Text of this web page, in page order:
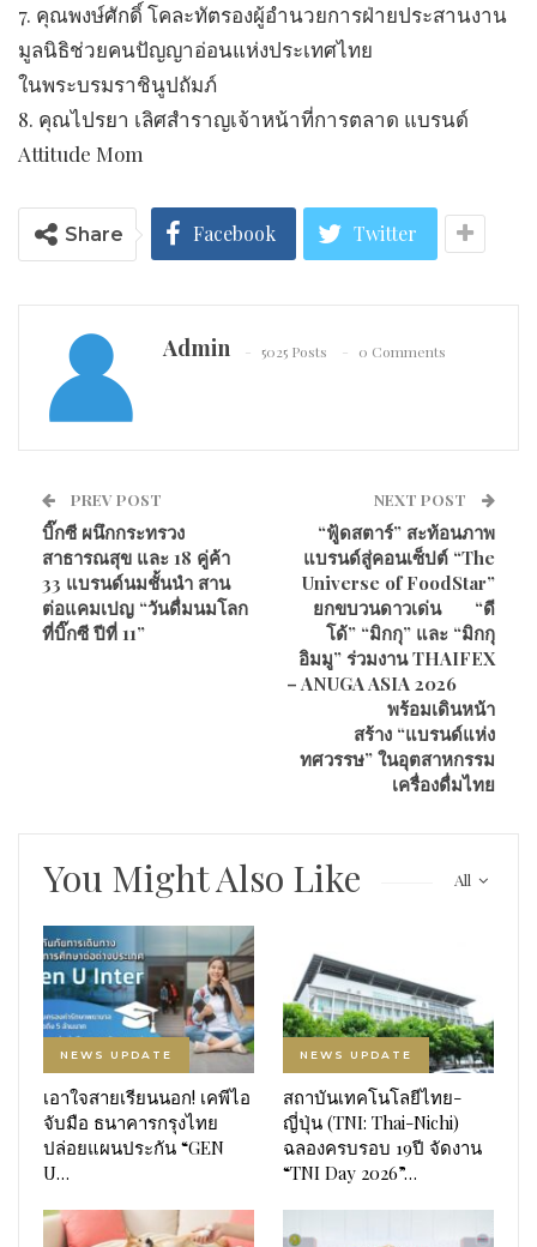
7. คุณพงษ์ศักดิ์ โคละทัต​​​รองผู้อำนวยการฝ่ายประสานงาน
มูลนิธิช่วยคนปัญญาอ่อนแห่งประเทศไทย
ในพระบรมราชินูปถัมภ์
8. คุณไปรยา เลิศสำราญ​​​เจ้าหน้าที่การตลาด แบรนด์
Attitude Mom
Share Facebook Twitter
Admin 5025 Posts 0 Comments
PREV POST
บิ๊กซี ผนึกกระทรวง
สาธารณสุข และ 18 คู่ค้า
33 แบรนด์นมชั้นนำ สาน
ต่อแคมเปญ “วันดื่มนมโลก
ที่บิ๊กซี ปีที่ 11”
NEXT POST
“ฟู้ดสตาร์” สะท้อนภาพ
แบรนด์สู่คอนเซ็ปต์ “The
Universe of FoodStar”
ยกขบวนดาวเด่น “ดี
โด้” “มิกกุ” และ “มิกกุ
อิมมู” ร่วมงาน THAIFEX
– ANUGA ASIA 2026
พร้อมเดินหน้า
สร้าง “แบรนด์แห่ง
ทศวรรษ” ในอุตสาหกรรม
เครื่องดื่มไทย
All
You Might Also Like
NEWS UPDATE
เอาใจสายเรียนนอก! เคพีไอ
จับมือ ธนาคารกรุงไทย
ปล่อยแผนประกัน “GEN
U…
NEWS UPDATE
สถาบันเทคโนโลยีไทย-
ญี่ปุ่น (TNI: Thai-Nichi)
ฉลองครบรอบ 19ปี จัดงาน
“TNI Day 2026”…